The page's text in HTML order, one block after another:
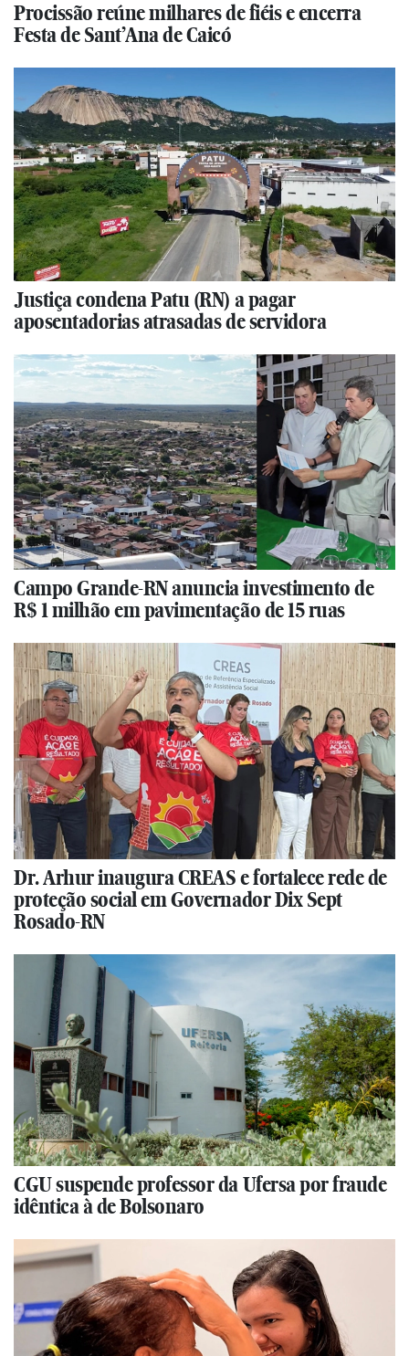
Procissão reúne milhares de fiéis e encerra
Festa de Sant’Ana de Caicó
Justiça condena Patu (RN) a pagar
aposentadorias atrasadas de servidora
Campo Grande-RN anuncia investimento de
R$ 1 milhão em pavimentação de 15 ruas
Dr. Arhur inaugura CREAS e fortalece rede de
proteção social em Governador Dix Sept
Rosado-RN
CGU suspende professor da Ufersa por fraude
idêntica à de Bolsonaro